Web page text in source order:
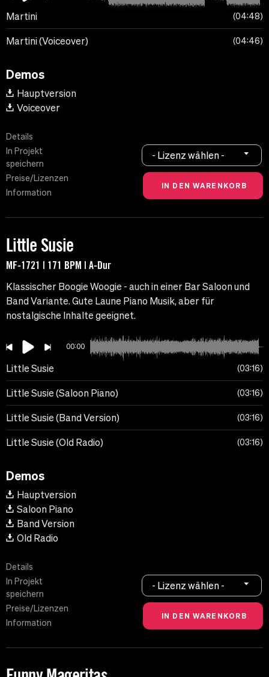
Martini 04:48
Martini (Voiceover) 04:46
Demos
Hauptversion
Voiceover
Details
In Projekt
speichern
Preise/Lizenzen
Information
- Lizenz wählen -
Little Susie
MF-1721 | 171 BPM | A-Dur
Klassischer Boogie Woogie - auch in einer Bar Saloon und
Band Variante. Gute Laune Piano Musik, aber für
nostalgische Inhalte geeignet.
00:00
Little Susie 03:16
Little Susie (Saloon Piano) 03:16
Little Susie (Band Version) 03:16
Little Susie (Old Radio) 03:16
Demos
Hauptversion
Saloon Piano
Band Version
Old Radio
Details
In Projekt
speichern
Preise/Lizenzen
Information
- Lizenz wählen -